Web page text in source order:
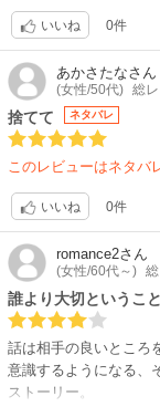
です…まあハーレクイ
いいね 0件
あかさたなさん
(女性/50代) 総
捨てて ネタバレ
このレビューはネタバ
いいね 0件
romance2さん
(女性/60代～)
誰より大切というこ
話は相手の良いところ
意識するようになる、
ストーリー。